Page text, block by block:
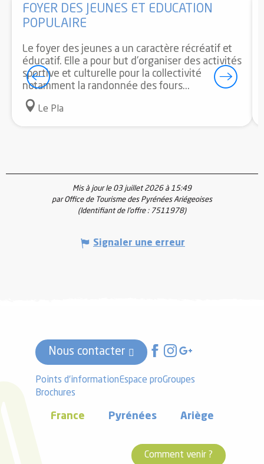
FOYER DES JEUNES ET EDUCATION
POPULAIRE
Le foyer des jeunes a un caractère récréatif et
éducatif. Elle a pour but d'organiser des activités
sportive et culturelle pour la collectivité
notamment la randonnée des fours...
Le Pla
Mis à jour le 03 juillet 2026 à 15:49
par Office de Tourisme des Pyrénées Ariégeoises
(Identifiant de l'offre : 7511978)
Signaler une erreur
Nous contacter
Points d'informationEspace proGroupes
Brochures
France Pyrénées Ariège
Comment venir ?